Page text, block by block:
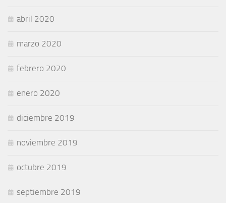
abril 2020
marzo 2020
febrero 2020
enero 2020
diciembre 2019
noviembre 2019
octubre 2019
septiembre 2019